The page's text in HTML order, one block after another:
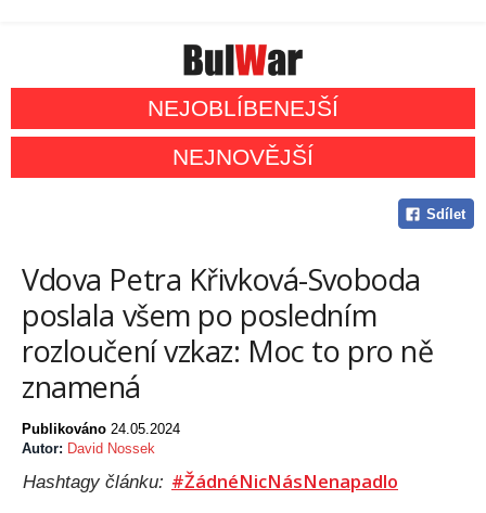
NEJOBLÍBENEJŠÍ
NEJNOVĚJŠÍ
Sdílet
Vdova Petra Křivková-Svoboda
poslala všem po posledním
rozloučení vzkaz: Moc to pro ně
znamená
Publikováno 24.05.2024
Autor: David Nossek
Hashtagy článku: #ŽádnéNicNásNenapadlo